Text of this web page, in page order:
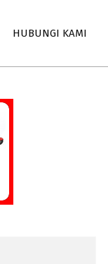
HUBUNGI KAMI